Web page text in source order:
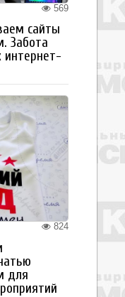
569
сайты
Забота
824
для